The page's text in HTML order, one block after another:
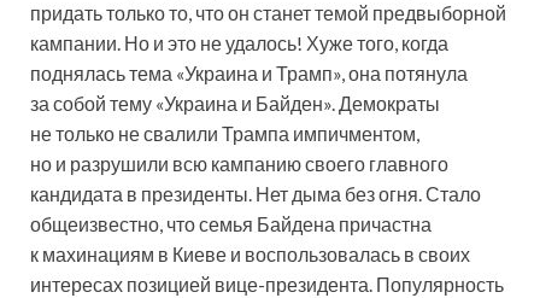
придать только то, что он станет темой предвыборной
кампании. Но и это не удалось! Хуже того, когда
поднялась тема «Украина и Трамп», она потянула
за собой тему «Украина и Байден». Демократы
не только не свалили Трампа импичментом,
но и разрушили всю кампанию своего главного
кандидата в президенты. Нет дыма без огня. Стало
общеизвестно, что семья Байдена причастна
к махинациям в Киеве и воспользовалась в своих
интересах позицией вице-президента. Популярность